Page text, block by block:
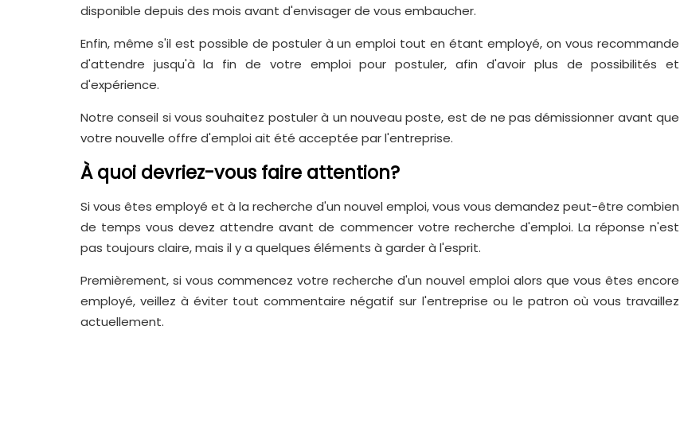
disponible depuis des mois avant d'envisager de vous embaucher.
Enfin, même s'il est possible de postuler à un emploi tout en étant employé, on vous recommande
d'attendre jusqu'à la fin de votre emploi pour postuler, afin d'avoir plus de possibilités et
d'expérience.
Notre conseil si vous souhaitez postuler à un nouveau poste, est de ne pas démissionner avant que
votre nouvelle offre d'emploi ait été acceptée par l'entreprise.
À quoi devriez-vous faire attention?
Si vous êtes employé et à la recherche d'un nouvel emploi, vous vous demandez peut-être combien
de temps vous devez attendre avant de commencer votre recherche d'emploi. La réponse n'est
pas toujours claire, mais il y a quelques éléments à garder à l'esprit.
Premièrement, si vous commencez votre recherche d'un nouvel emploi alors que vous êtes encore
employé, veillez à éviter tout commentaire négatif sur l'entreprise ou le patron où vous travaillez
actuellement.